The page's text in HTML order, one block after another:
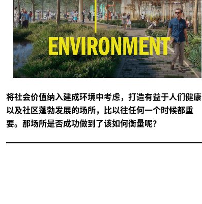
将社会价值纳入建成环境中考虑，打造有益于人们健康
以及社区蓬勃发展的场所，比以往任何一个时候都重
要。那场所是否成功做到了该如何衡量呢？